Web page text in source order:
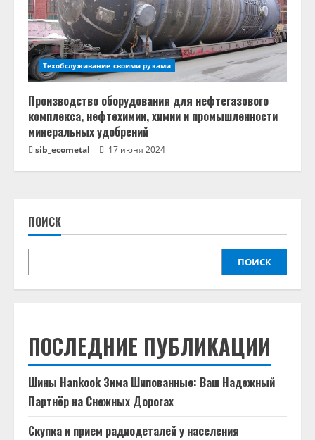
Техобслуживание своими руками
Производство оборудования для нефтегазового
комплекса, нефтехимии, химии и промышленности
минеральных удобрений
sib_ecometal 17 июня 2024
ПОИСК
ПОИСК
ПОСЛЕДНИЕ ПУБЛИКАЦИИ
Шины Hankook Зима Шипованные: Ваш Надежный
Партнёр на Снежных Дорогах
Скупка и прием радиодеталей у населения